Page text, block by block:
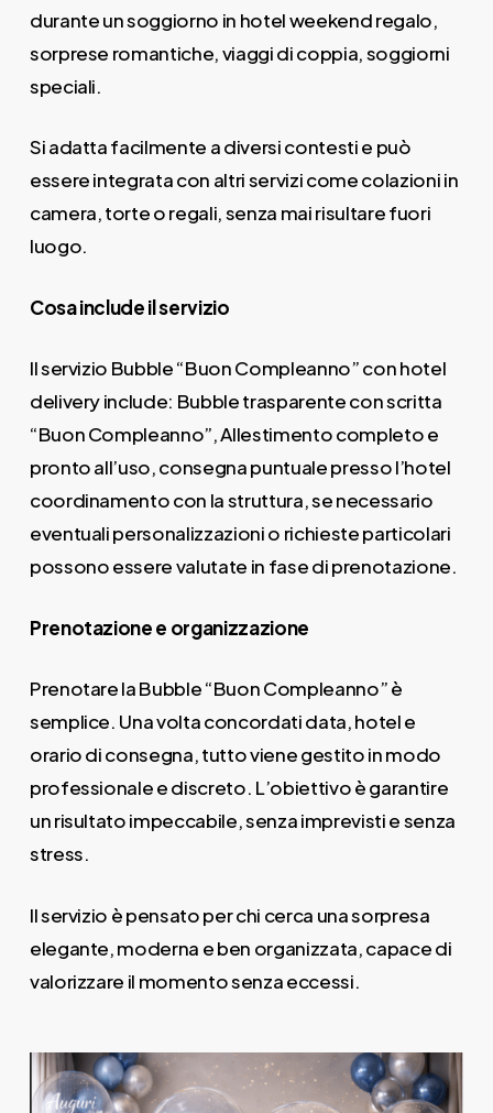
durante un soggiorno in hotel weekend regalo,
sorprese romantiche, viaggi di coppia, soggiorni
speciali.
Si adatta facilmente a diversi contesti e può
essere integrata con altri servizi come colazioni in
camera, torte o regali, senza mai risultare fuori
luogo.
Cosa include il servizio
Il servizio Bubble “Buon Compleanno” con hotel
delivery include: Bubble trasparente con scritta
“Buon Compleanno”, Allestimento completo e
pronto all’uso, consegna puntuale presso l’hotel
coordinamento con la struttura, se necessario
eventuali personalizzazioni o richieste particolari
possono essere valutate in fase di prenotazione.
Prenotazione e organizzazione
Prenotare la Bubble “Buon Compleanno” è
semplice. Una volta concordati data, hotel e
orario di consegna, tutto viene gestito in modo
professionale e discreto. L’obiettivo è garantire
un risultato impeccabile, senza imprevisti e senza
stress.
Il servizio è pensato per chi cerca una sorpresa
elegante, moderna e ben organizzata, capace di
valorizzare il momento senza eccessi.